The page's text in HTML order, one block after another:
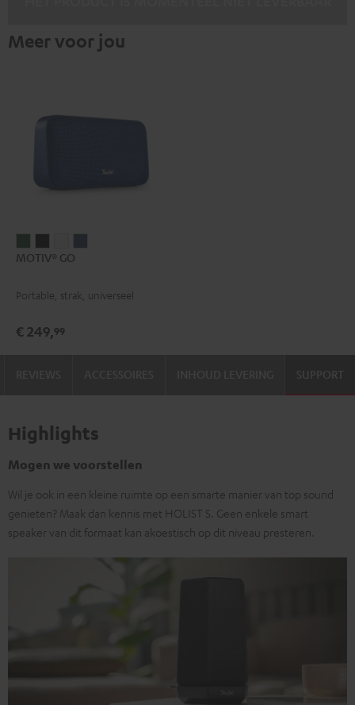
Meer voor jou
GO
green
GO
black
GO
Whiteblue
MOTIV® GO
Portable, strak, universeel
€ 249,99
SUPPORT
Highlights
Mogen we voorstellen
Wil je ook in een kleine ruimte op een smarte manier van top sound
genieten? Maak dan kennis met HOLIST S. Geen enkele smart
speaker van dit formaat kan akoestisch op dit niveau presteren.